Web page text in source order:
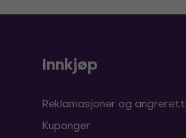
Innkjøp
Reklamasjoner og angrerett
Kuponger